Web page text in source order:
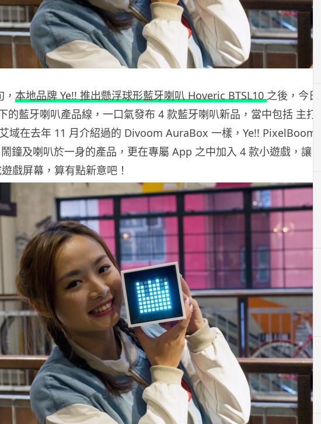
本地品牌 Ye!! 推出懸浮球形藍牙喇叭 Hoveric BTSL10之後，今日
的藍牙喇叭產品線，一口氣發布 4 款藍牙喇叭新品，當中包括 主打作
域在去年 11 月介紹過的 Divoom AuraBox 一樣，Ye!! PixelBoom
鐘及喇叭於一身的產品，更在專屬 App 之中加入 4 款小遊戲，讓
戲屏幕，算有點新意吧！